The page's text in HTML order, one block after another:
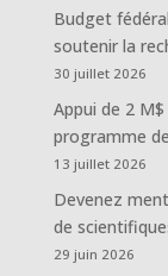
Budget
soutenir la
30 juillet 2026
Appui de 2
programme
13 juillet 2026
Devenez
de
29 juin 2026